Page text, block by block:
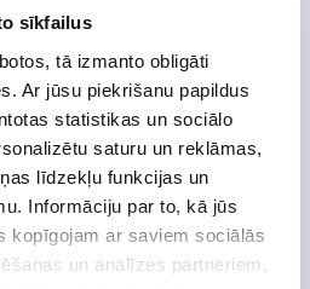
sīkfailus
tā izmanto obligāti
Ar jūsu piekrišanu papildus
statistikas un sociālo
saturu un reklāmas,
līdzekļu funkcijas un
Informāciju par to, kā jūs
kopīgojam ar saviem sociālās
un analīzes partneriem,
turas uz ķepām, pat
ledus, sāls un
saglabājošais materiāls
ļoti zemās temperatūrās.
un uzkarsušām
apdegumus un